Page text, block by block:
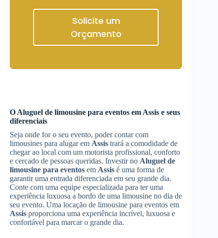
Solicite um
Orçamento
O Aluguel de limousine para eventos em Assis e seus
diferenciais
Seja onde for o seu evento, poder contar com
limousines para alugar em Assis trará a comodidade de
chegar ao local com um motorista profissional, conforto
e cercado de pessoas queridas. Investir no Aluguel de
limousine para eventos em Assis é uma forma de
garantir uma entrada diferenciada em seu grande dia.
Conte com uma equipe especializada para ter uma
experiência luxuosa a bordo de uma limousine no dia de
seu evento. Uma locação de limousine para eventos em
Assis proporciona uma experiência incrível, luxuosa e
confortável para marcar o grande dia.